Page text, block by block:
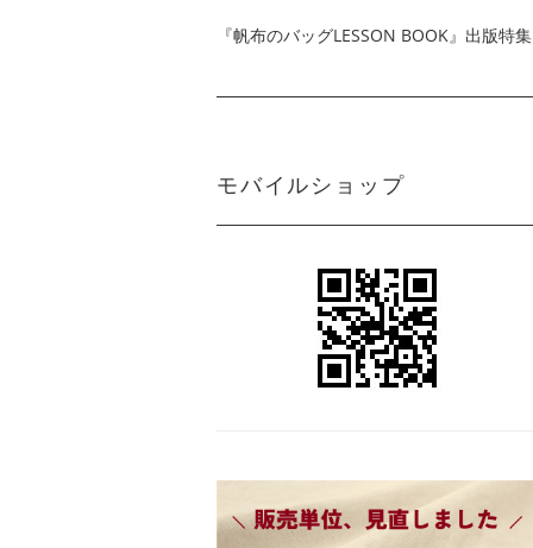
『帆布のバッグLESSON BOOK』出版特集
モバイルショップ